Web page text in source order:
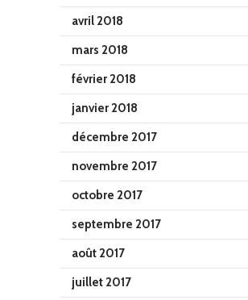
avril 2018
mars 2018
février 2018
janvier 2018
décembre 2017
novembre 2017
octobre 2017
septembre 2017
août 2017
juillet 2017